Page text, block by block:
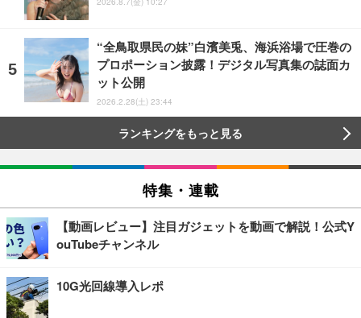
“全鳥取県民の妹”白濱美兎、海浜浴場で圧巻の
プロポーション披露！デジタル写真集の誌面カ
ット公開
2026.2.28(土) 23:44
ランキングをもっと見る
特集・連載
【動画レビュー】注目ガジェットを動画で解説！公式Y
ouTubeチャンネル
10G光回線導入レポ